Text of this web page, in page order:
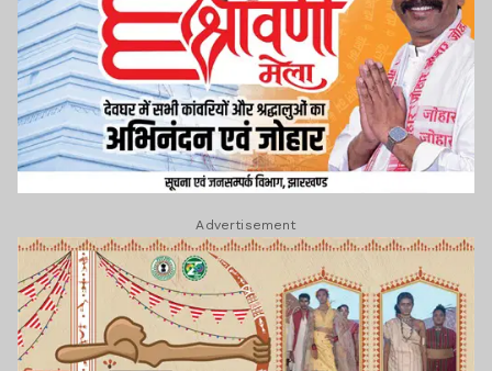
Advertisement